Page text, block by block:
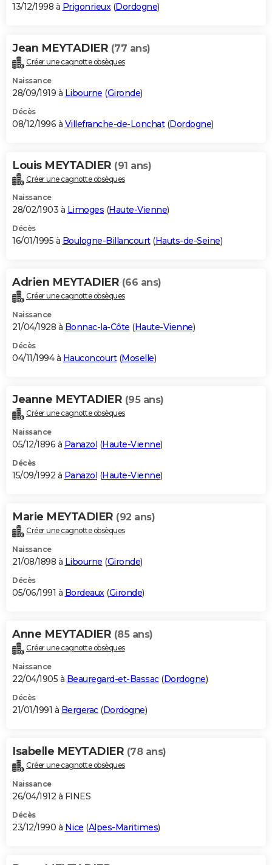
13/12/1998 à Prigonrieux(Dordogne)
Jean MEYTADIER (77 ans)
Créer une cagnotte obsèques
Naissance
28/09/1919 à Libourne (Gironde)
Décès
08/12/1996 à Villefranche-de-Lonchat(Dordogne)
Louis MEYTADIER (91 ans)
Créer une cagnotte obsèques
Naissance
28/02/1903 à Limoges (Haute-Vienne)
Décès
16/01/1995 à Boulogne-Billancourt(Hauts-de-Seine)
Adrien MEYTADIER (66 ans)
Créer une cagnotte obsèques
Naissance
21/04/1928 à Bonnac-la-Côte (Haute-Vienne)
Décès
04/11/1994 à Hauconcourt(Moselle)
Jeanne MEYTADIER (95 ans)
Créer une cagnotte obsèques
Naissance
05/12/1896 à Panazol (Haute-Vienne)
Décès
15/09/1992 à Panazol (Haute-Vienne)
Marie MEYTADIER (92 ans)
Créer une cagnotte obsèques
Naissance
21/08/1898 à Libourne (Gironde)
Décès
05/06/1991 à Bordeaux(Gironde)
Anne MEYTADIER (85 ans)
Créer une cagnotte obsèques
Naissance
22/04/1905 à Beauregard-et-Bassac(Dordogne)
Décès
21/01/1991 à Bergerac(Dordogne)
Isabelle MEYTADIER (78 ans)
Créer une cagnotte obsèques
Naissance
26/04/1912 à FINES
Décès
23/12/1990 à Nice (Alpes-Maritimes)